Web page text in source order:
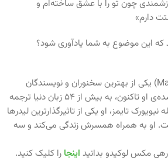
چون تو را با عشق ساخته‌ام و
دارم»
که این موضوع به شما یادآوری شود؟
مکس لوکیدو (Max Lucado) یکی از بهترین سخنوران و نویسندگان
است. کتاب‌های تحسین‌شده‌ی او تاکنون، به بیش از ۵۴ زبان دنیا ترجمه
تایمز، او یکی از تاثیرگذارترین لیدرها
او به همراه همسرش زندگی می‌کند و سه
مکس لوکیدو بدانید اینجا را کلیک کنید.